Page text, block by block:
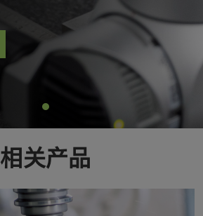
相关产品